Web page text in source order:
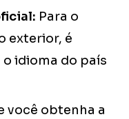
Para o
exterior, é
idioma do país
você obtenha a